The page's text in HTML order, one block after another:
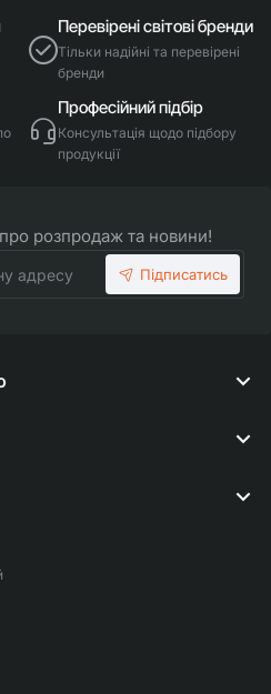
Перевірені світові бренди
Тільки надійні та перевірені
бренди
Професійний підбір
Консультація щодо підбору
продукції
розпродаж та новини!
Підписатись